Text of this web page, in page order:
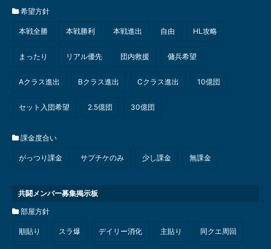
希望方針
本戦全勝 本戦勝利 本戦進出 自由 HL攻略
まったり リアル優先 団内救援 傭兵希望
Aクラス進出 Bクラス進出 Cクラス進出 10億団
セット入団希望 2.5億団 30億団
課金度合い
がっつり課金 サプチケのみ 少し課金 無課金
共闘メンバー募集掲示板
部屋方針
順貼り スラ爆 デイリー消化 主貼り 同クエ周回